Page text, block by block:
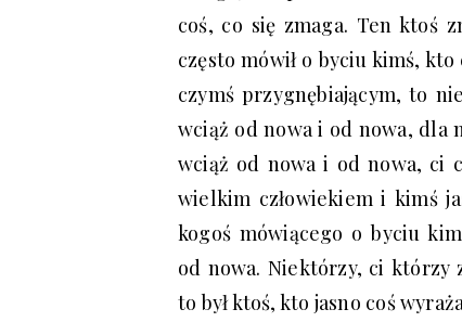
coś, co się zmaga. Ten ktoś
często mówił o byciu kimś,
czymś przygnębiającym, to
wciąż od nowa i od nowa, dla
wciąż od nowa i od nowa, ci
wielkim człowiekiem i kimś
kogoś mówiącego o byciu
od nowa. Niektórzy, ci
to był ktoś, kto jasno coś